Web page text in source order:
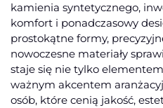
kamienia syntetycznego,
komfort i ponadczasowy
prostokątne formy,
nowoczesne materiały
staje się nie tylko
ważnym akcentem
osób, które cenią jakość,